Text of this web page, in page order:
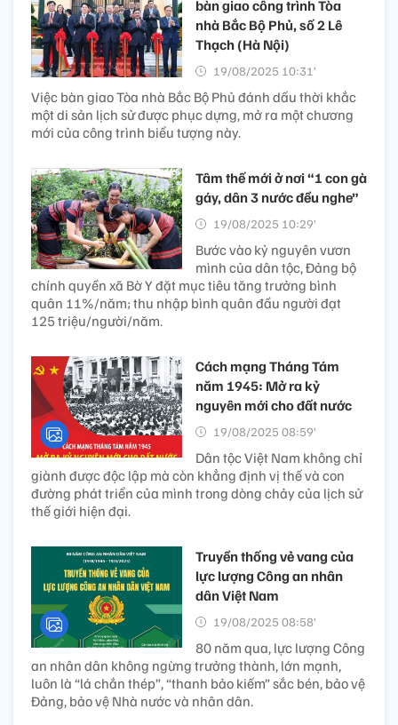
bàn giao công trình Tòa
nhà Bắc Bộ Phủ, số 2 Lê
Thạch (Hà Nội)
19/08/2025 10:31’
Việc bàn giao Tòa nhà Bắc Bộ Phủ đánh dấu thời khắc
một di sản lịch sử được phục dựng, mở ra một chương
mới của công trình biểu tượng này.
Tâm thế mới ở nơi “1 con gà
gáy, dân 3 nước đều nghe”
19/08/2025 10:29’
Bước vào kỷ nguyên vươn
mình của dân tộc, Đảng bộ
chính quyền xã Bờ Y đặt mục tiêu tăng trưởng bình
quân 11%/năm; thu nhập bình quân đầu người đạt
125 triệu/người/năm.
Cách mạng Tháng Tám
năm 1945: Mở ra kỷ
nguyên mới cho đất nước
19/08/2025 08:59’
Dân tộc Việt Nam không chỉ
giành được độc lập mà còn khẳng định vị thế và con
đường phát triển của mình trong dòng chảy của lịch sử
thế giới hiện đại.
Truyền thống vẻ vang của
lực lượng Công an nhân
dân Việt Nam
19/08/2025 08:58’
80 năm qua, lực lượng Công
an nhân dân không ngừng trưởng thành, lớn mạnh,
luôn là “lá chắn thép”, “thanh bảo kiếm” sắc bén, bảo vệ
Đảng, bảo vệ Nhà nước và nhân dân.